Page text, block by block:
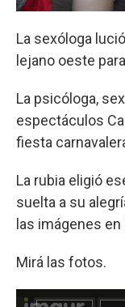
La sexóloga
lejano oeste
La psicóloga,
espectáculos
fiesta
La rubia eligió
suelta a su
las imágenes
Mirá las fotos.